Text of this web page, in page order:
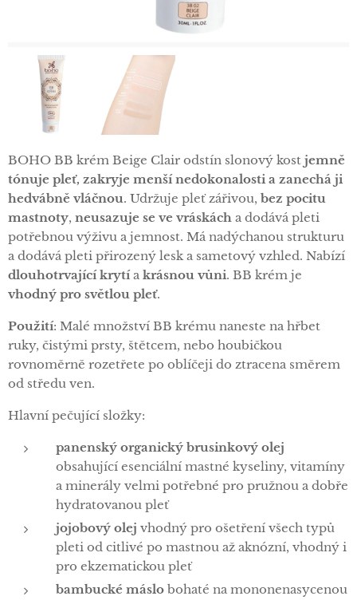
BOHO BB krém Beige Clair odstín slonový kost jemně
tónuje pleť, zakryje menší nedokonalosti a zanechá ji
hedvábně vláčnou. Udržuje pleť zářivou, bez pocitu
mastnoty, neusazuje se ve vráskách a dodává pleti
potřebnou výživu a jemnost. Má nadýchanou strukturu
a dodává pleti přirozený lesk a sametový vzhled. Nabízí
dlouhotrvající krytía krásnou vůni. BB krém je
vhodný pro světlou pleť.
Použití: Malé množství BB krému naneste na hřbet
ruky, čistými prsty, štětcem, nebo houbičkou
rovnoměrně rozetřete po oblíčeji do ztracena směrem
od středu ven.
Hlavní pečující složky:
panenský organický brusinkový olej
obsahující esenciální mastné kyseliny, vitamíny
a minerály velmi potřebné pro pružnou a dobře
hydratovanou pleť
jojobový olej vhodný pro ošetření všech typů
pleti od citlivé po mastnou až aknózní, vhodný i
pro ekzematickou pleť
bambucké máslo bohaté na mononenasycenou